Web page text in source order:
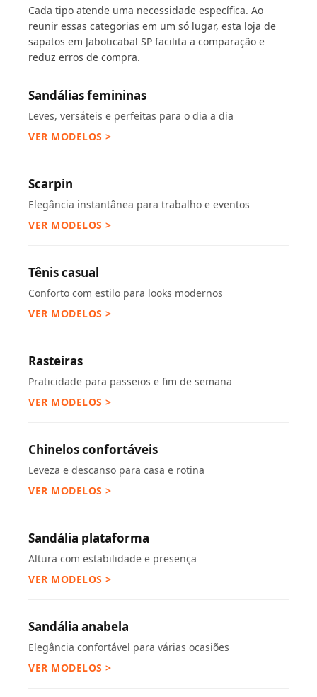
Cada tipo atende uma necessidade específica. Ao
reunir essas categorias em um só lugar, esta loja de
sapatos em Jaboticabal SP facilita a comparação e
reduz erros de compra.
Sandálias femininas
Leves, versáteis e perfeitas para o dia a dia
VER MODELOS >
Scarpin
Elegância instantânea para trabalho e eventos
VER MODELOS >
Tênis casual
Conforto com estilo para looks modernos
VER MODELOS >
Rasteiras
Praticidade para passeios e fim de semana
VER MODELOS >
Chinelos confortáveis
Leveza e descanso para casa e rotina
VER MODELOS >
Sandália plataforma
Altura com estabilidade e presença
VER MODELOS >
Sandália anabela
Elegância confortável para várias ocasiões
VER MODELOS >